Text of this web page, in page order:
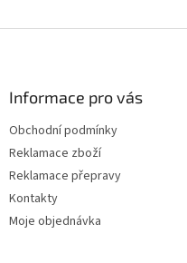
Informace pro vás
Obchodní podmínky
Reklamace zboží
Reklamace přepravy
Kontakty
Moje objednávka